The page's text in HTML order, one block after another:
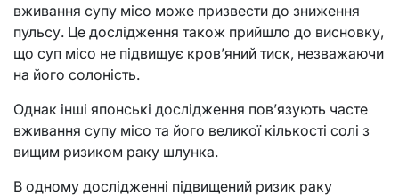
вживання супу місо може призвести до зниження
пульсу. Це дослідження також прийшло до висновку,
що суп місо не підвищує кров’яний тиск, незважаючи
на його солоність.
Однак інші японські дослідження пов’язують часте
вживання супу місо та його великої кількості солі з
вищим ризиком раку шлунка.
В одному дослідженні підвищений ризик раку